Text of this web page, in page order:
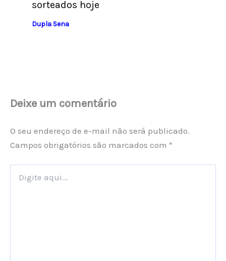
sorteados hoje
Dupla Sena
Deixe um comentário
O seu endereço de e-mail não será publicado.
Campos obrigatórios são marcados com *
aqui...